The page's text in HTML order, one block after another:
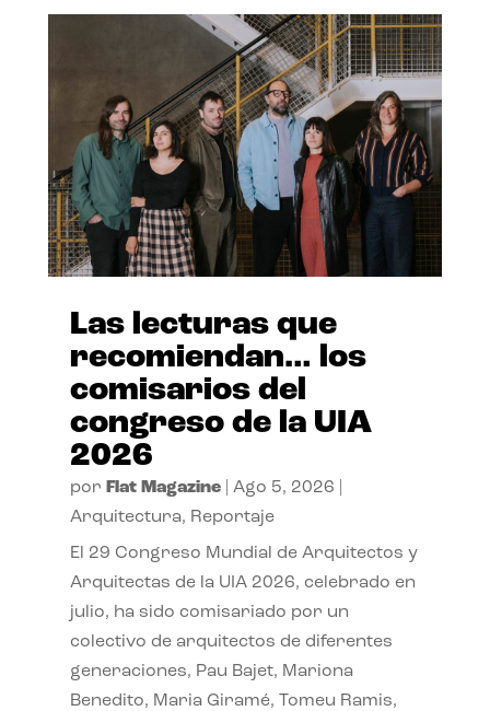
Las lecturas que
recomiendan… los
comisarios del
congreso de la UIA
2026
por Flat Magazine| Ago 5, 2026
Arquitectura, Reportaje
El 29 Congreso Mundial de Arquitectos y
Arquitectas de la UIA 2026, celebrado en
julio, ha sido comisariado por un
colectivo de arquitectos de diferentes
generaciones, Pau Bajet, Mariona
Benedito, Maria Giramé, Tomeu Ramis,